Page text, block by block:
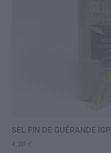
SEL FIN DE GUÉRANDE IGP
4,20 €